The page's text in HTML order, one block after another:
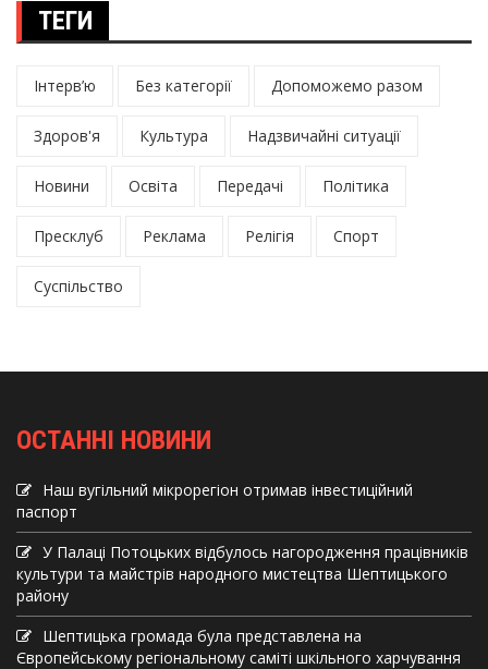
ТЕГИ
Інтерв’ю Без категорії Допоможемо разом
Здоров'я Культура Надзвичайні ситуації
Новини Освіта Передачі Політика
Пресклуб Реклама Релігія Спорт
Суспільство
ОСТАННІ НОВИНИ
Наш вугільний мікрорегіон отримав інвеcтиційний
паспорт
У Палаці Потоцьких відбулось нагородження працівників
культури та майстрів народного мистецтва Шептицького
району
Шептицька громада була представлена на
Європейському регіональному саміті шкільного харчування